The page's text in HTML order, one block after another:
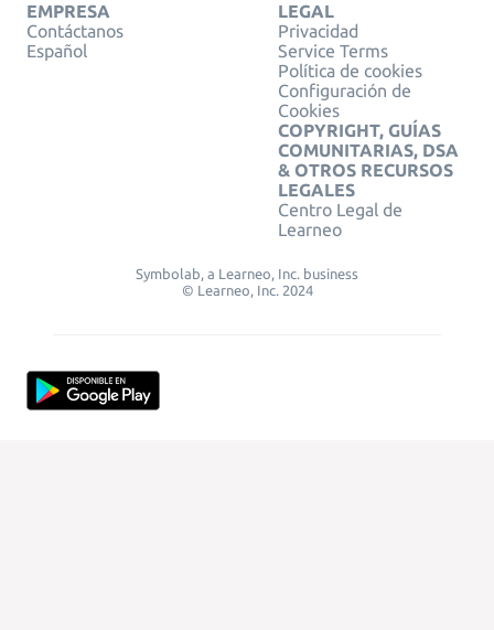
EMPRESA
Contáctanos
Español
LEGAL
Privacidad
Service Terms
Política de cookies
Configuración de
Cookies
COPYRIGHT, GUÍAS
COMUNITARIAS, DSA
& OTROS RECURSOS
LEGALES
Centro Legal de
Learneo
Symbolab, a Learneo, Inc. business
© Learneo, Inc. 2024